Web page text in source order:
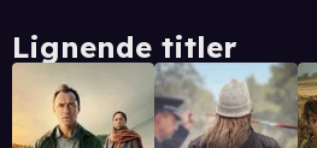
Lignende titler